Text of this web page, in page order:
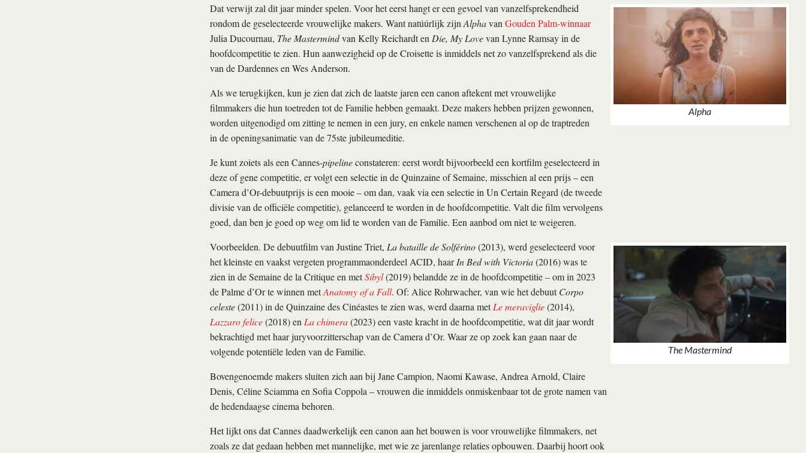
Alpha
Dat verwijt zal dit jaar minder spelen. Voor het eerst hangt er een gevoel van vanzelfsprekendheid
rondom de geselecteerde vrouwelijke makers. Want natúúrlijk zijn Alphavan Gouden Palm-winnaar
Julia Ducournau, The Mastermindvan Kelly Reichardt en Die, My Lovevan Lynne Ramsay in de
hoofdcompetitie te zien. Hun aanwezigheid op de Croisette is inmiddels net zo vanzelfsprekend als die
van de Dardennes en Wes Anderson.
Als we terugkijken, kun je zien dat zich de laatste jaren een canon aftekent met vrouwelijke
filmmakers die hun toetreden tot de Familie hebben gemaakt. Deze makers hebben prijzen gewonnen,
worden uitgenodigd om zitting te nemen in een jury, en enkele namen verschenen al op de traptreden
in de openingsanimatie van de 75ste jubileumeditie.
Je kunt zoiets als een Cannes-pipelineconstateren: eerst wordt bijvoorbeeld een kortfilm geselecteerd in
deze of gene competitie, er volgt een selectie in de Quinzaine of Semaine, misschien al een prijs – een
Camera d’Or-debuutprijs is een mooie – om dan, vaak via een selectie in Un Certain Regard (de tweede
divisie van de officiële competitie), gelanceerd te worden in de hoofdcompetitie. Valt die film vervolgens
goed, dan ben je goed op weg om lid te worden van de Familie. Een aanbod om niet te weigeren.
The Mastermind
Voorbeelden. De debuutfilm van Justine Triet, La bataille de Solférino (2013), werd geselecteerd voor
het kleinste en vaakst vergeten programmaonderdeel ACID, haarIn Bed with Victoria(2016) was te
zien in de Semaine de la Critique en metSibyl(2019) belandde ze in de hoofdcompetitie – om in 2023
de Palme d’Or te winnen metAnatomy of a Fall. Of: Alice Rohrwacher, van wie het debuutCorpo
celeste(2011) in de Quinzaine des Cinéastes te zien was, werd daarna metLe meraviglie(2014),
Lazzaro felice(2018) en La chimera(2023) een vaste kracht in de hoofdcompetitie, wat dit jaar wordt
bekrachtigd met haar juryvoorzitterschap van de Camera d’Or. Waar ze op zoek kan gaan naar de
volgende potentiële leden van de Familie.
Bovengenoemde makers sluiten zich aan bij Jane Campion, Naomi Kawase, Andrea Arnold, Claire
Denis, Céline Sciamma en Sofia Coppola – vrouwen die inmiddels onmiskenbaar tot de grote namen van
de hedendaagse cinema behoren.
Het lijkt ons dat Cannes daadwerkelijk een canon aan het bouwen is voor vrouwelijke filmmakers, net
zoals ze dat gedaan hebben met mannelijke, met wie ze jarenlange relaties opbouwen. Daarbij hoort ook